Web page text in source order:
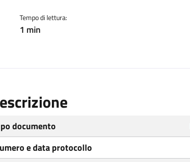
Tempo di lettura:
1 min
documento
e data protocollo